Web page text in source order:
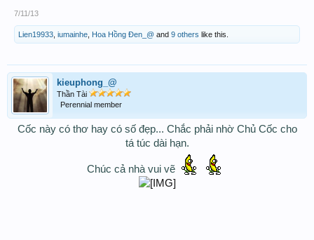
7/11/13
Lien19933 iumainhe Hoa Hồng Đen_@ and 9 others like this.
kieuphong_@
Thần Tài
Perennial member
Cốc này có thơ hay có số đẹp... Chắc phải nhờ Chủ Cốc cho
tá túc dài hạn.
Chúc cả nhà vui vẽ